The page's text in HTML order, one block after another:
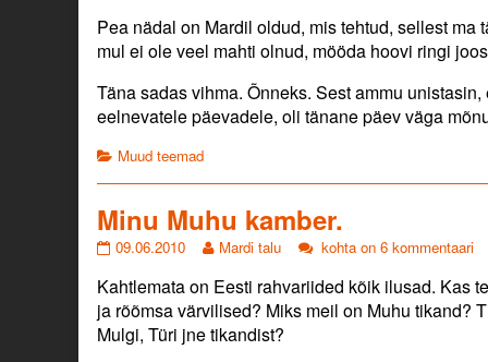
published
on
posts
by
author
of
Arheoloogi
Pea nädal on Mardil oldud, mis tehtud, sellest
mul ei ole veel mahti olnud, mööda hoovi ringi
Täna sadas vihma. Õnneks. Sest ammu
eelnevatele päevadele, oli tänane päev väga
Categories
Muud teemad
Minu Muhu kamber.
Minu
kamber.
published
on
09.06.2010
Read
posts
by
the
author
Mardi talu
Minu
kamber.
kohta on 6 kommentaari
Kahtlemata on Eesti rahvariided kõik ilusad. Kas
ja rõõmsa värvilised? Miks meil on Muhu tikand?
Mulgi, Türi jne tikandist?